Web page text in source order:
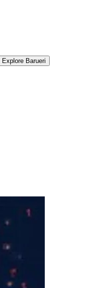
LíbanoJardim Maria
Mutinga
Vila Boa Vista
Explore Barueri